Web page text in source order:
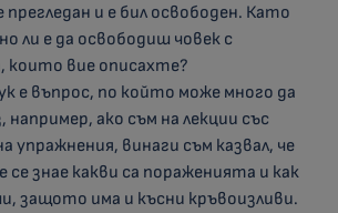
и е бил освободен. Като
ли е да освободиш човек с
които вие описахте?
е въпрос, по който може много да
например, ако съм на лекции със
упражнения, винаги съм казвал, че
се знае какви са пораженията и как
защото има и късни кръвоизливи.